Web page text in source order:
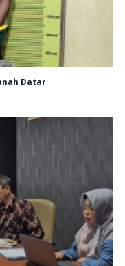
Datar